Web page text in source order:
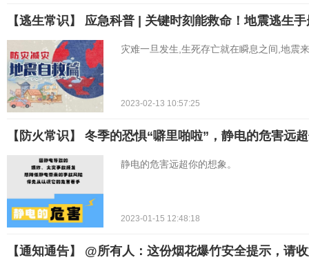
【逃生常识】 ​应急科普 | 关键时刻能救命！地震逃生
灾难一旦发生,生死存亡就在瞬息之间,地震
2023-02-13 10:57:25
【防火常识】 冬季的恐惧“噼里啪啦”，静电的危害远
静电的危害远超你的想象。
2023-01-15 12:48:18
【通知通告】 @所有人：这份烟花爆竹安全提示，请